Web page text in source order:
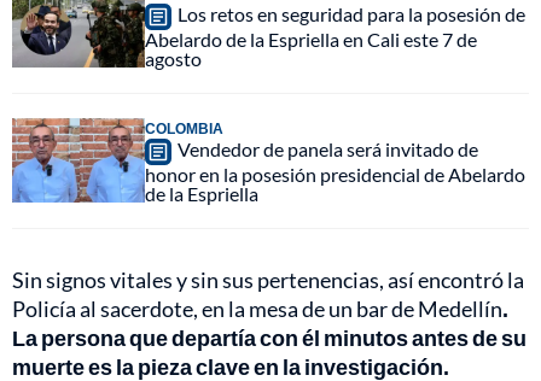
Los retos en seguridad para la posesión de
Abelardo de la Espriella en Cali este 7 de
agosto
COLOMBIA
Vendedor de panela será invitado de
honor en la posesión presidencial de Abelardo
de la Espriella
Sin signos vitales y sin sus pertenencias, así encontró la
Policía al sacerdote, en la mesa de un bar de Medellín.
La persona que departía con él minutos antes de su
muerte es la pieza clave en la investigación.